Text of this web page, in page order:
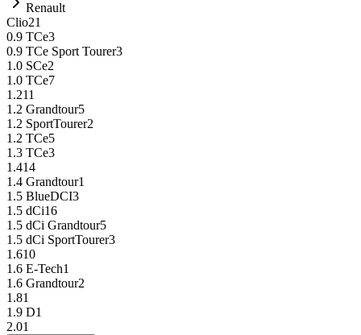
Renault
Clio21
0.9 TCe3
0.9 TCe Sport Tourer3
1.0 SCe2
1.0 TCe7
1.211
1.2 Grandtour5
1.2 SportTourer2
1.2 TCe5
1.3 TCe3
1.414
1.4 Grandtour1
1.5 BlueDCI3
1.5 dCi16
1.5 dCi Grandtour5
1.5 dCi SportTourer3
1.610
1.6 E-Tech1
1.6 Grandtour2
1.81
1.9 D1
2.01